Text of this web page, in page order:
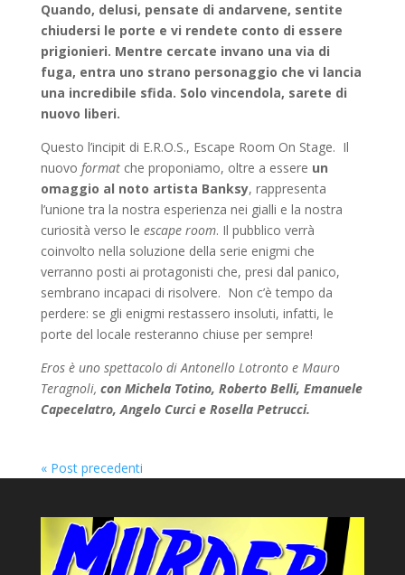
Quando, delusi, pensate di andarvene, sentite
chiudersi le porte e vi rendete conto di essere
prigionieri. Mentre cercate invano una via di
fuga, entra uno strano personaggio che vi lancia
una incredibile sfida. Solo vincendola, sarete di
nuovo liberi.
Questo l’incipit di E.R.O.S., Escape Room On Stage. Il
nuovo formatche proponiamo, oltre a essere un
omaggio al noto artista Banksy, rappresenta
l’unione tra la nostra esperienza nei gialli e la nostra
curiosità verso le escape room. Il pubblico verrà
coinvolto nella soluzione della serie enigmi che
verranno posti ai protagonisti che, presi dal panico,
sembrano incapaci di risolvere. Non c’è tempo da
perdere: se gli enigmi restassero insoluti, infatti, le
porte del locale resteranno chiuse per sempre!
Eros è uno spettacolo di Antonello Lotronto e Mauro
Teragnoli, con Michela Totino, Roberto Belli, Emanuele
Capecelatro, Angelo Curci e Rosella Petrucci.
« Post precedenti